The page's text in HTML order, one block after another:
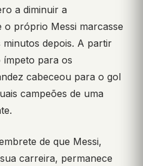
a diminuir a
o próprio Messi marcasse
depois. A partir
para os
cabeceou para o gol
campeões de uma
de que Messi,
carreira, permanece